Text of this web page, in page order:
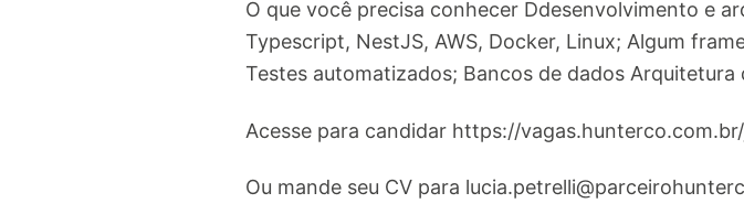
O que você precisa conhecer Ddesenvolvimento e
Typescript, NestJS, AWS, Docker, Linux; Algum
Testes automatizados; Bancos de dados Arquitetura
Acesse para candidar https://
Ou mande seu CV para